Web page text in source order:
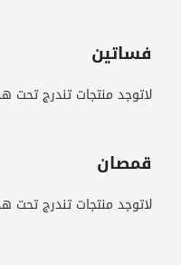
فساتين
لاتوجد منتجات تندرج تحت
قمصان
لاتوجد منتجات تندرج تحت